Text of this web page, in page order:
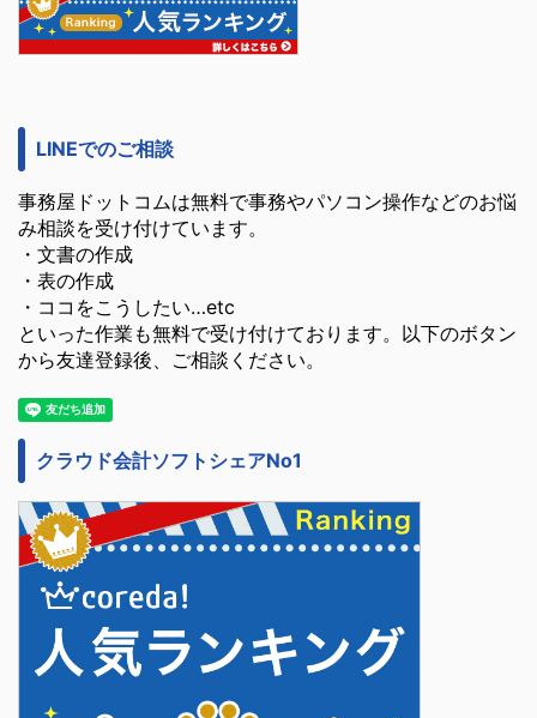
LINEでのご相談
事務屋ドットコムは無料で事務やパソコン操作などのお悩
み相談を受け付けています。
・文書の作成
・表の作成
・ココをこうしたい…etc
といった作業も無料で受け付けております。以下のボタン
から友達登録後、ご相談ください。
クラウド会計ソフトシェアNo1